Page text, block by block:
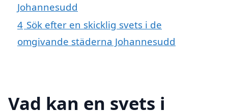
Johannesudd
4 Sök efter en skicklig svets i de
omgivande städerna Johannesudd
Vad kan en svets i